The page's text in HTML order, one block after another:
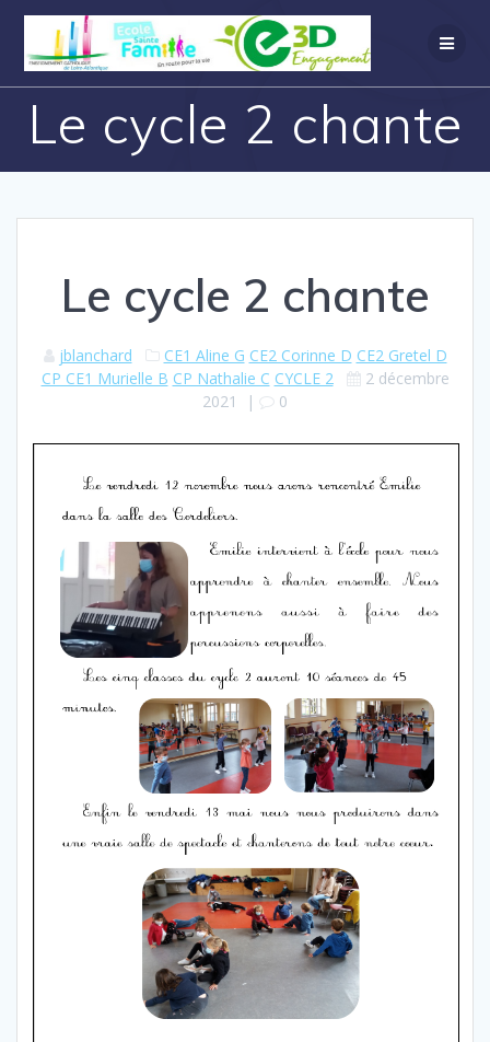
Le cycle 2 chante
Le cycle 2 chante
jblanchard CE1 Aline G CE2 Corinne D CE2 Gretel D
CP CE1 Murielle B CP Nathalie C CYCLE 2
2 décembre
2021
| 0